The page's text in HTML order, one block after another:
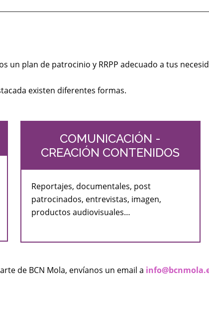
un plan de patrocinio y RRPP adecuado a tus
existen diferentes formas.
COMUNICACIÓN -
CREACIÓN CONTENIDOS
Reportajes, documentales, post
patrocinados, entrevistas, imagen,
productos audiovisuales…
de BCN Mola, envíanos un email a